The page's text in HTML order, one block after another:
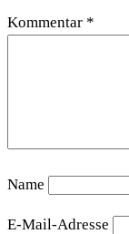
Kommentar *
Name
E-Mail-Adresse